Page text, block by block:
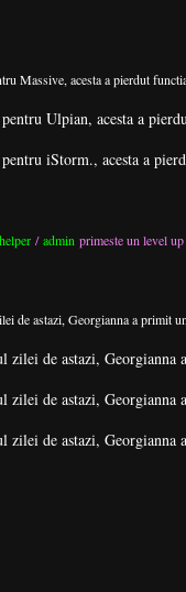
Massive, acesta a pierdut
Ulpian, acesta a
iStorm., acesta a
helper /admin primeste un level
de astazi, Georgianna a primit
zilei de astazi,
zilei de astazi,
zilei de astazi,